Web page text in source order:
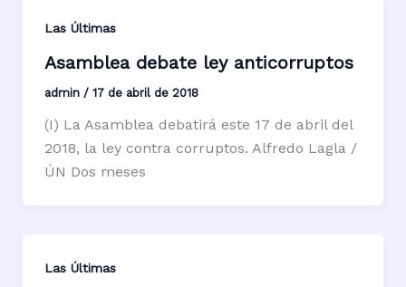
Las Últimas
Asamblea debate ley anticorruptos
admin / 17 de abril de 2018
(I) La Asamblea debatirá este 17 de abril del
2018, la ley contra corruptos. Alfredo Lagla /
ÚN Dos meses
Las Últimas